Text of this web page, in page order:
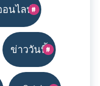
อนไลน์
ข่าววันนี้